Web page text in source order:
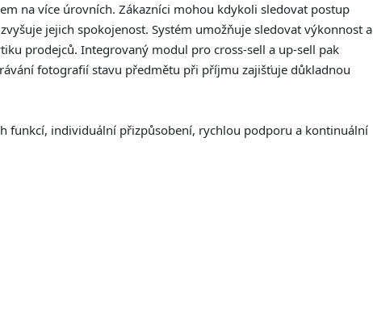
na více úrovních. Zákazníci mohou kdykoli sledovat postup
jejich spokojenost. Systém umožňuje sledovat výkonnost a
prodejců. Integrovaný modul pro cross-sell a up-sell pak
fotografií stavu předmětu při příjmu zajišťuje důkladnou
funkcí, individuální přizpůsobení, rychlou podporu a kontinuální